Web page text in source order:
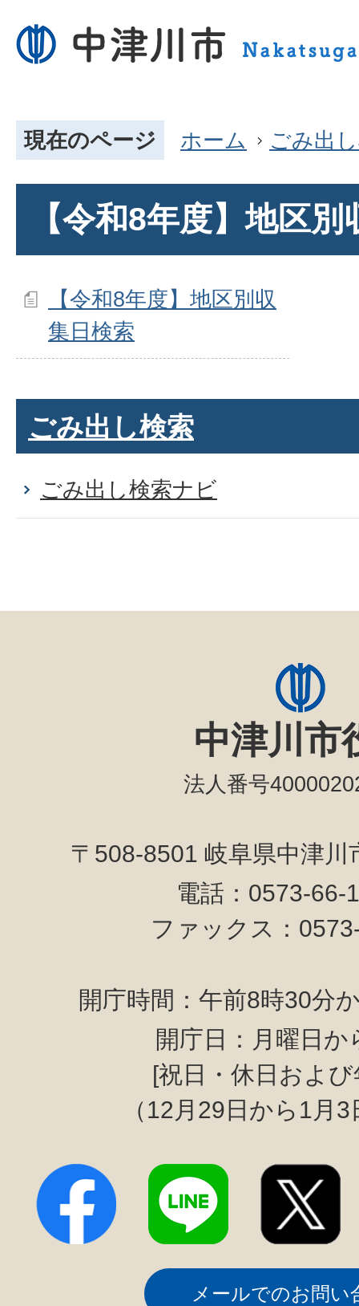
現在のページ ホーム ごみ出
【令和8年度】地区
【令和8年度】地区別収
集日検索
ごみ出し検索
ごみ出し検索ナビ
中津川市
法人番号
〒508-8501 岐阜県中津
電話：0573-
ファックス：
開庁時間：午前8時30分
開庁日：月曜日か
[祝日・休日およ
（12月29日から1月
メールでのお問い